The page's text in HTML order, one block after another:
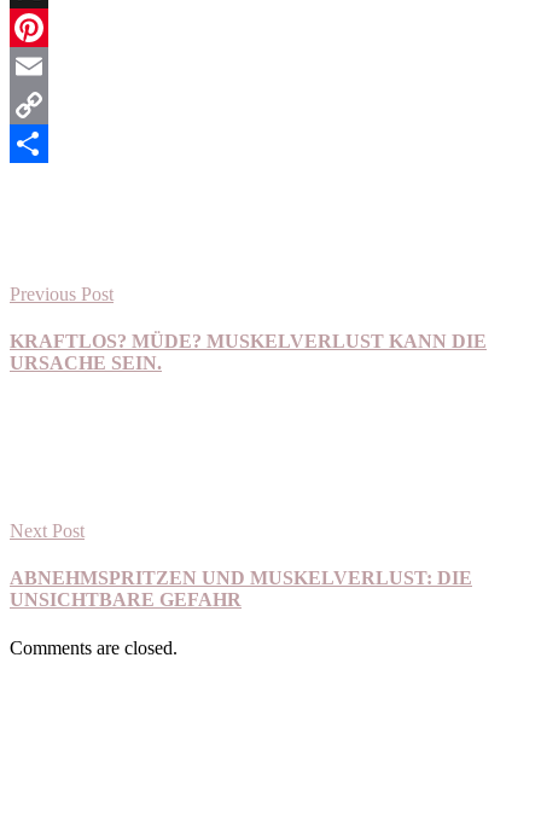
X
Pinterest
Email
Copy
Previous Post
KRAFTLOS? MÜDE? MUSKELVERLUST KANN DIE
URSACHE SEIN.
Next Post
ABNEHMSPRITZEN UND MUSKELVERLUST: DIE
UNSICHTBARE GEFAHR
Comments are closed.